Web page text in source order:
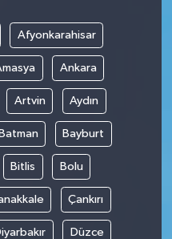
Afyonkarahisar
Ankara
Artvin Aydın
Batman Bayburt
Bitlis Bolu
Çankırı
Düzce